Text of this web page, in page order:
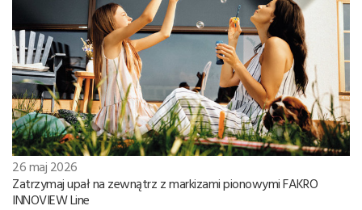
26 maj 2026
Zatrzymaj upał na zewnątrz z markizami pionowymi FAKRO
INNOVIEW Line